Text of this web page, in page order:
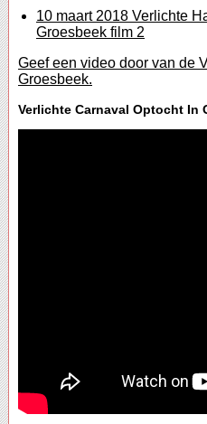
10 maart 2018 Verlichte
Groesbeek film 2
Geef een video door van de
Groesbeek.
Verlichte Carnaval Optocht In